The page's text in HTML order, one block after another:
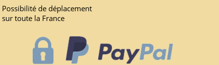
Possibilité de déplacement
sur toute la France